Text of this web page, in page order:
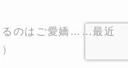
るのはご愛嬌……最近